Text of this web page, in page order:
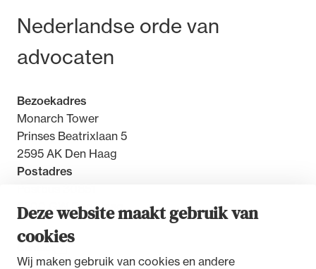
Deze website maakt gebruik van
cookies
Wij maken gebruik van cookies en andere
Bezoek- en postadres
Nederlandse orde van
advocaten
Bezoekadres
Monarch Tower
Prinses Beatrixlaan 5
2595 AK Den Haag
Postadres
2500 GW Den Haag